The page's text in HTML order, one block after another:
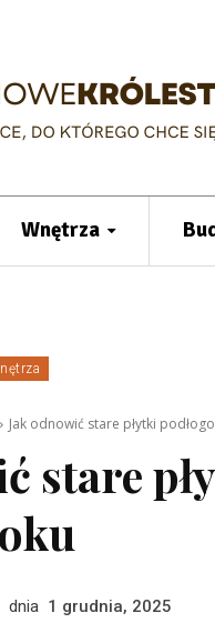
Wnętrza
Jak odnowić stare płytki
stare
dnia 1 grudnia, 2025